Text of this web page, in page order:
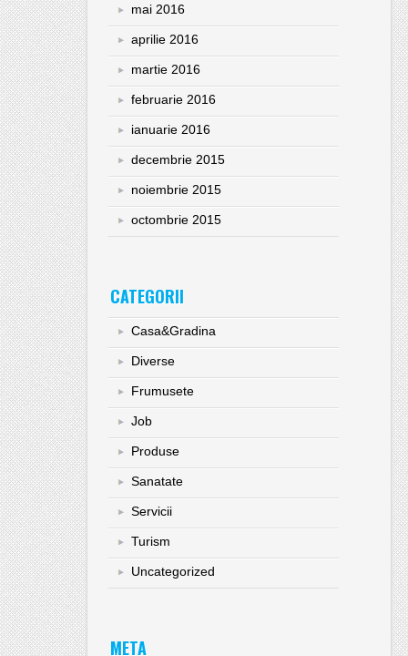
mai 2016
aprilie 2016
martie 2016
februarie 2016
ianuarie 2016
decembrie 2015
noiembrie 2015
octombrie 2015
CATEGORII
Casa&Gradina
Diverse
Frumusete
Job
Produse
Sanatate
Servicii
Turism
Uncategorized
META